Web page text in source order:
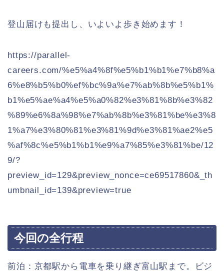
登山届けも提出し、いよいよ歩き始めます！
https://parallel-
careers.com/%e5%a4%8f%e5%b1%b1%e7%b8%a
6%e8%b5%b0%ef%bc%9a%e7%ab%8b%e5%b1%
b1%e5%ae%a4%e5%a0%82%e3%81%8b%e3%82
%89%e6%8a%98%e7%ab%8b%e3%81%be%e3%8
1%a7%e3%80%81%e3%81%9d%e3%81%ae2%e5
%af%8c%e5%b1%b1%e9%a7%85%e3%81%be/12
9/?
preview_id=129&preview_nonce=ce69517860&_th
umbnail_id=139&preview=true
今回の全行程
前泊：京都駅から電車を乗り継ぎ富山駅まで。ビジ